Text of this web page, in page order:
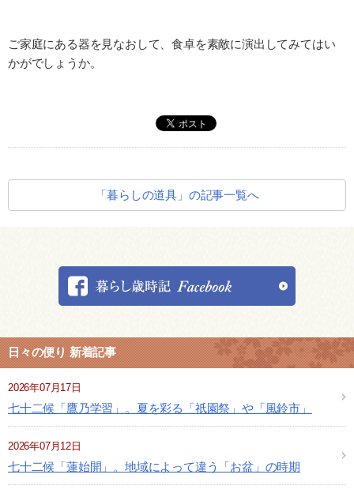
ご家庭にある器を見なおして、食卓を素敵に演出してみてはい
かがでしょうか。
「暮らしの道具」の記事一覧へ
日々の便り 新着記事
2026年07月17日
七十二候「鷹乃学習」。夏を彩る「祇園祭」や「風鈴市」
2026年07月12日
七十二候「蓮始開」。地域によって違う「お盆」の時期